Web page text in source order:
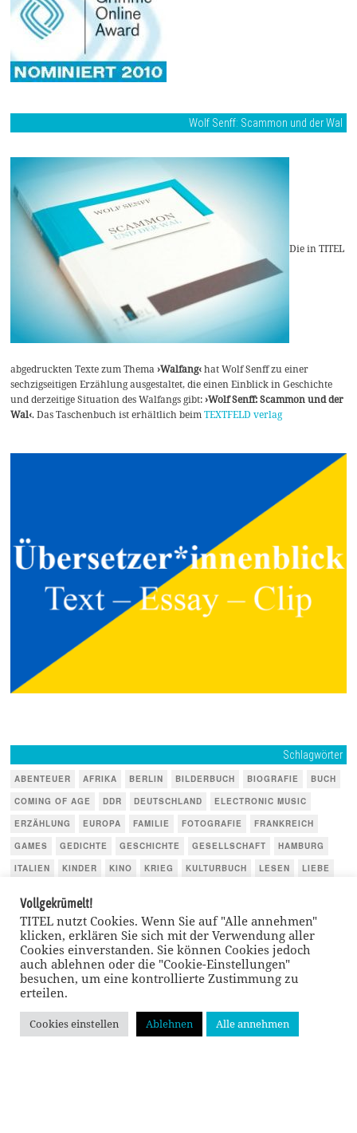
Wolf Senff: Scammon und der Wal
Die in TITEL
abgedruckten Texte zum Thema›Walfang‹hat Wolf Senff zu einer
sechzigseitigen Erzählung ausgestaltet, die einen Einblick in Geschichte
und derzeitige Situation des Walfangs gibt:›Wolf Senff: Scammon und der
Wal‹. Das Taschenbuch ist erhältlich beimTEXTFELD verlag
Schlagwörter
ABENTEUER AFRIKA BERLIN BILDERBUCH BIOGRAFIE
BUCH
COMING OF AGE
DDR DEUTSCHLAND
ELECTRONIC MUSIC
ERZÄHLUNG
EUROPA FAMILIE FOTOGRAFIE
FRANKREICH
GAMES
GEDICHTE GESCHICHTE GESELLSCHAFT
HAMBURG
ITALIEN
KINDER KINO KRIEG KULTURBUCH LESEN
LIEBE
NATIONALSOZIALISMUS
SCHAUSPIEL
SPORT THRILLER TIERE TV
USA
WIRTSCHAFT
ÖSTERREICH
Vollgekrümelt!
TITEL nutzt Cookies. Wenn Sie auf "Alle annehmen"
klicken, erklären Sie sich mit der Verwendung aller
Cookies einverstanden. Sie können Cookies jedoch
auch ablehnen oder die "Cookie-Einstellungen"
besuchen, um eine kontrollierte Zustimmung zu
erteilen.
Cookies einstellen Ablehnen Alle annehmen